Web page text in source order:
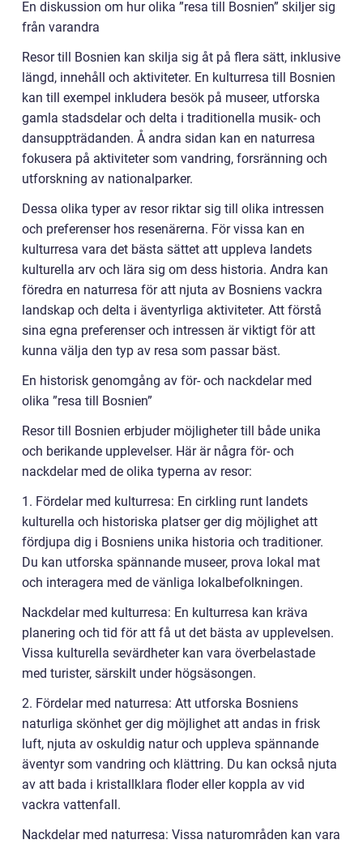
En diskussion om hur olika ”resa till Bosnien” skiljer sig
från varandra
Resor till Bosnien kan skilja sig åt på flera sätt, inklusive
längd, innehåll och aktiviteter. En kulturresa till Bosnien
kan till exempel inkludera besök på museer, utforska
gamla stadsdelar och delta i traditionella musik- och
dansuppträdanden. Å andra sidan kan en naturresa
fokusera på aktiviteter som vandring, forsränning och
utforskning av nationalparker.
Dessa olika typer av resor riktar sig till olika intressen
och preferenser hos resenärerna. För vissa kan en
kulturresa vara det bästa sättet att uppleva landets
kulturella arv och lära sig om dess historia. Andra kan
föredra en naturresa för att njuta av Bosniens vackra
landskap och delta i äventyrliga aktiviteter. Att förstå
sina egna preferenser och intressen är viktigt för att
kunna välja den typ av resa som passar bäst.
En historisk genomgång av för- och nackdelar med
olika ”resa till Bosnien”
Resor till Bosnien erbjuder möjligheter till både unika
och berikande upplevelser. Här är några för- och
nackdelar med de olika typerna av resor:
1. Fördelar med kulturresa: En cirkling runt landets
kulturella och historiska platser ger dig möjlighet att
fördjupa dig i Bosniens unika historia och traditioner.
Du kan utforska spännande museer, prova lokal mat
och interagera med de vänliga lokalbefolkningen.
Nackdelar med kulturresa: En kulturresa kan kräva
planering och tid för att få ut det bästa av upplevelsen.
Vissa kulturella sevärdheter kan vara överbelastade
med turister, särskilt under högsäsongen.
2. Fördelar med naturresa: Att utforska Bosniens
naturliga skönhet ger dig möjlighet att andas in frisk
luft, njuta av oskuldig natur och uppleva spännande
äventyr som vandring och klättring. Du kan också njuta
av att bada i kristallklara floder eller koppla av vid
vackra vattenfall.
Nackdelar med naturresa: Vissa naturområden kan vara